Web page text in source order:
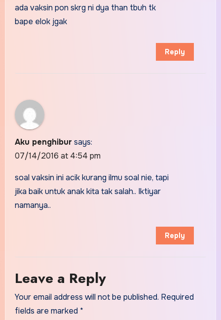
ada vaksin pon skrg ni dya than tbuh tk
bape elok jgak
Reply
Aku penghibur says:
07/14/2016 at 4:54 pm
soal vaksin ini acik kurang ilmu soal nie, tapi
jika baik untuk anak kita tak salah.. Iktiyar
namanya..
Reply
Leave a Reply
Your email address will not be published. Required
fields are marked *